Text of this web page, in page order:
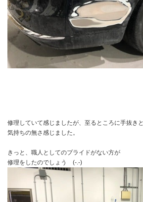
修理していて感じましたが、至るところに手抜きと
気持ちの無さ感じました。
きっと、職人としてのプライドがない方が
修理をしたのでしょう (-.-)